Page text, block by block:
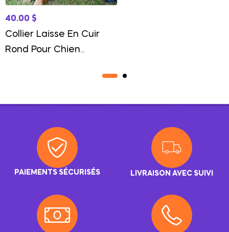
40.00 $
Collier Laisse En Cuir
Rond Pour Chien
PAIEMENTS SÉCURISÉS LIVRAISON AVEC SUIVI